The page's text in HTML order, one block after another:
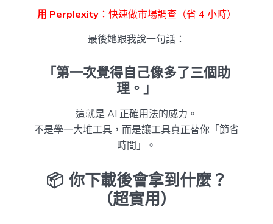
用 Perplexity：快速做市場調查（省 4 小時）
最後她跟我說一句話：
「第一次覺得自己像多了三個助
理。」
這就是 AI 正確用法的威力。
不是學一大堆工具，而是讓工具真正替你「節省
時間」。
📦 你下載後會拿到什麼？
（超實用）